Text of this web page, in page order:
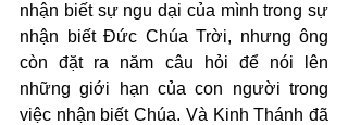
nhận biết sự ngu dại của mình trong sự
nhận biết Đức Chúa Trời, nhưng ông
còn đặt ra năm câu hỏi để nói lên
những giới hạn của con người trong
việc nhận biết Chúa. Và Kinh Thánh đã